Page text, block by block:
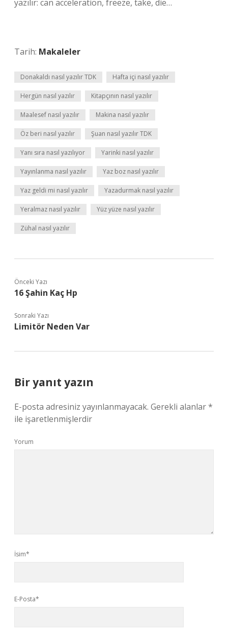
yazılır: can acceleration, freeze, take, die…
Tarih: Makaleler
Donakaldı nasıl yazılır TDK Hafta içi nasıl yazılır
Hergün nasıl yazılır Kitapçının nasıl yazılır
Maalesef nasıl yazılır Makina nasıl yazılır
Öz beri nasıl yazılır Şuan nasıl yazılır TDK
Yanı sıra nasıl yazılıyor Yarinki nasıl yazılır
Yayınlanma nasıl yazılır Yaz boz nasıl yazılır
Yaz geldi mi nasıl yazılır Yazadurmak nasıl yazılır
Yeralmaz nasıl yazılır Yüz yüze nasıl yazılır
Zühal nasıl yazılır
Önceki Yazı
16 Şahin Kaç Hp
Sonraki Yazı
Limitör Neden Var
Bir yanıt yazın
E-posta adresiniz yayınlanmayacak. Gerekli alanlar*
ile işaretlenmişlerdir
Yorum
İsim*
E-Posta*